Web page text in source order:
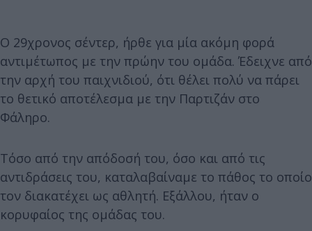
Ο 29χρονος σέντερ, ήρθε για μία ακόμη φορά
αντιμέτωπος με την πρώην του ομάδα. Έδειχνε από
την αρχή του παιχνιδιού, ότι θέλει πολύ να πάρει
το θετικό αποτέλεσμα με την Παρτιζάν στο
Φάληρο.
Τόσο από την απόδοσή του, όσο και από τις
αντιδράσεις του, καταλαβαίναμε το πάθος το οποίο
τον διακατέχει ως αθλητή. Εξάλλου, ήταν ο
κορυφαίος της ομάδας του.